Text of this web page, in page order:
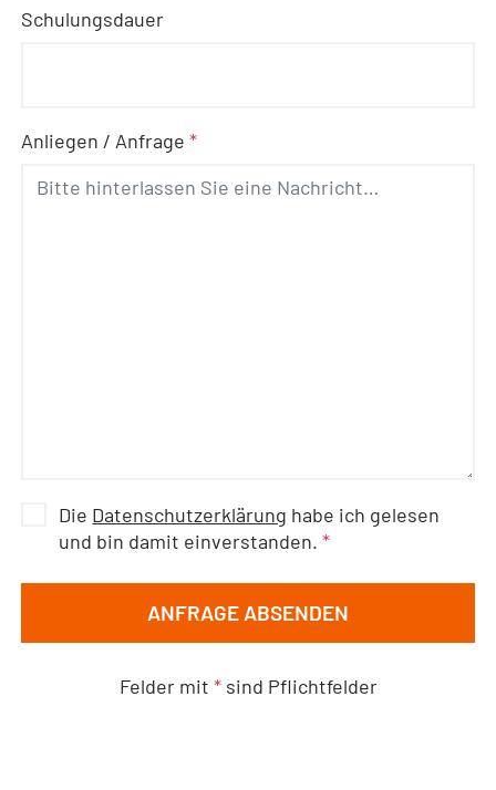
Schulungsdauer
Anliegen / Anfrage*
Die Datenschutzerklärung habe ich gelesen
und bin damit einverstanden.*
ANFRAGE ABSENDEN
Felder mit *sind Pflichtfelder